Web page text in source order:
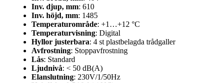
Inv. djup, mm: 610
Inv. höjd, mm: 1485
Temperaturområde: +1…+12 °C
Temperaturvisning: Digital
Hyllor justerbara: 4 st plastbelagda trådgaller
Avfrostning: Stoppavfrostning
Lås: Standard
Ljudnivå: < 50 dB(A)
Elanslutning: 230V/1/50Hz